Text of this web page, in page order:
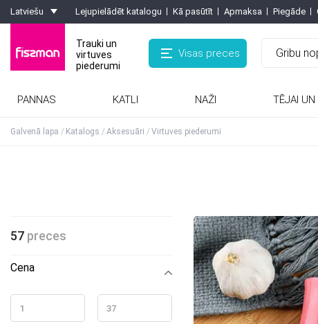
Latviešu Lejupielādēt katalogu Kā pasūtīt Apmaksa Piegāde
Trauki un
virtuves
piederumi
Visas preces
PANNAS KATLI NAŽI TĒJAI UN
Galvenā lapa Katalogs Aksesuāri Virtuves piederumi
57 preces
Cena